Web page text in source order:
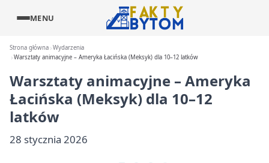
MENU
Strona główna Wydarzenia
Warsztaty animacyjne – Ameryka Łacińska (Meksyk) dla 10–12 latków
Warsztaty animacyjne – Ameryka
Łacińska (Meksyk) dla 10–12
latków
28 stycznia 2026